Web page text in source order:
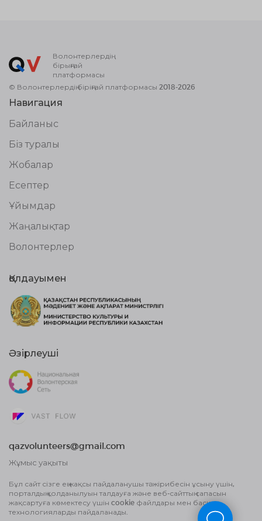
Волонтерлердің
бірыңғай
платформасы
© Волонтерлердің біріңғай платформасы 2018-2026
Навигация
Байланыс
Біз туралы
Жобалар
Есептер
Ұйымдар
Жаңалықтар
Волонтерлер
Қолдауымен
Әзірлеуші
qazvolunteers@gmail.com
Жұмыс уақыты
Жария оферта шарты
Деректерді өңдеу туралы Пайдаланушы
Бұл сайт сізге ең жақсы пайдаланушы тәжірибесін ұсыну үшін,
порталдың қолданылуын талдауға және веб-сайттың сапасын
жақсартуға көмектесу үшін cookie файлдары мен басқа
технологияларды пайдаланады.